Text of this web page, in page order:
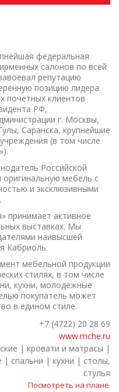
федеральная
салонов по всей
репутацию
позицию лидера
почетных клиентов
РФ,
г. Москвы,
Саранска, крупнейшие
(в том числе
Российской
мебель с
и эксклюзивными
принимает активное
выставках. Мы
наивысшей
Кабриоль.
мебельной продукции
стилях, в том числе
кухни, молодежные
покупатель может
в едином стиле.
+7 (4722) 20 28 69
www.mche.ru
| кровати и матрасы |
спальни | кухни | столы,
стулья
Посмотреть на плане